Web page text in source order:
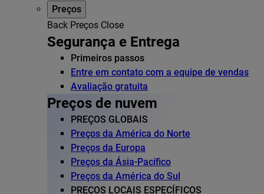
Preços
Back Preços Close
Segurança e Entrega
Primeiros passos
Entre em contato com a equipe de vendas
Avaliação gratuita
Preços de nuvem
PREÇOS GLOBAIS
Preços da América do Norte
Preços da Europa
Preços da Ásia-Pacífico
Preços da América do Sul
PREÇOS LOCAIS ESPECÍFICOS